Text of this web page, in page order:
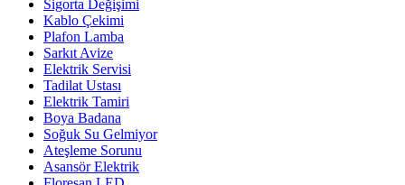
Sigorta Değişimi
Kablo Çekimi
Plafon Lamba
Sarkıt Avize
Elektrik Servisi
Tadilat Ustası
Elektrik Tamiri
Boya Badana
Soğuk Su Gelmiyor
Ateşleme Sorunu
Asansör Elektrik